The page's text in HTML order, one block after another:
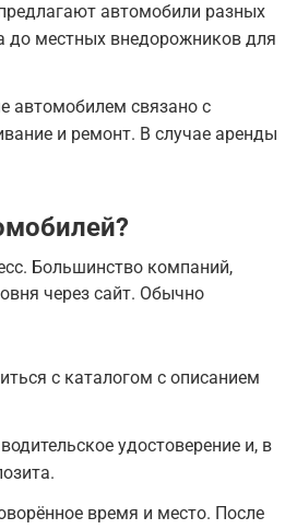
автомобили разных
до местных внедорожников для
автомобилем связано с
и ремонт. В случае аренды
Большинство компаний,
через сайт. Обычно
с каталогом с описанием
удостоверение и, в
время и место. После